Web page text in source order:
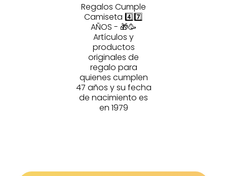
Regalos Cumple
Camiseta 4️⃣7️⃣
AÑOS - 🎁🥳
Artículos y
productos
originales de
regalo para
quienes cumplen
47 años y su fecha
de nacimiento es
en 1979